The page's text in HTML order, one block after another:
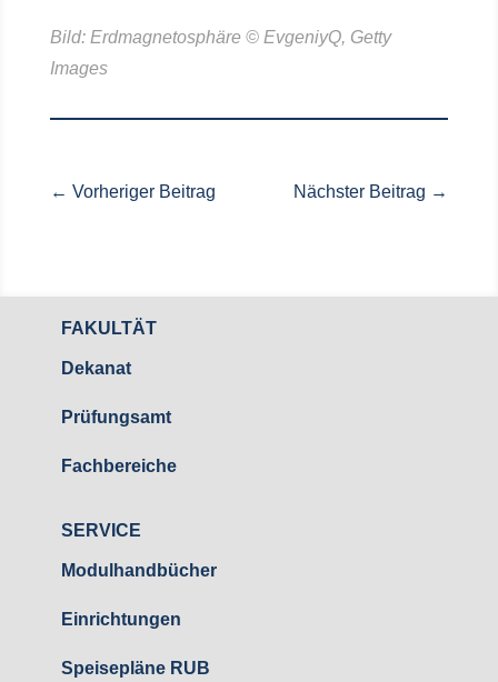
Bild:Erdmagnetosphäre © EvgeniyQ, Getty
Images
← Vorheriger Beitrag Nächster Beitrag →
FAKULTÄT
Dekanat
Prüfungsamt
Fachbereiche
SERVICE
Modulhandbücher
Einrichtungen
Speisepläne RUB